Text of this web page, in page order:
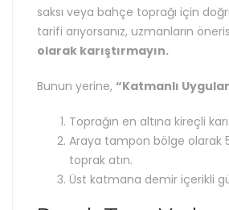
saksı veya bahçe toprağı için
tarifi arıyorsanız, uzmanların
olarak karıştırmayın.
Bunun yerine, “Katmanlı
Toprağın en altına kireçli
Araya tampon bölge olarak
toprak atın.
Üst katmana demir içerikli